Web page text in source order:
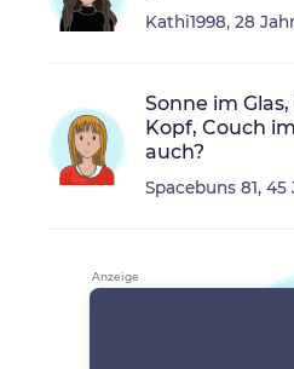
Kathi1998, 28
Sonne im
Kopf, Couch
auch?
Spacebuns 81,